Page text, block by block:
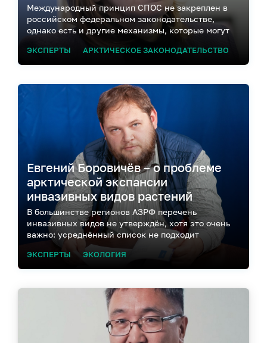
Международный принцип СПОС не закреплен в
российском федеральном законодательстве,
однако есть и другие механизмы, которые могут
ЭКСПЕРТЫ АРКТИЧЕСКОЕ ЗАКОНОДАТЕЛЬСТВО
Евгений Боровичёв – о проблеме
арктической экспансии
инвазивных видов растений
В большинстве регионов АЗРФ перечень
инвазивных видов не утверждён, хотя это очень
важно: усреднённый список не подходит
арктическим регионам, так как большинство этих
видов до Заполярья пока не дошли
ЭКСПЕРТЫ ЭКОЛОГИЯ